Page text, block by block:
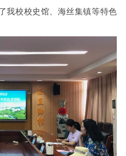
我校校史馆、海丝集镇等特色